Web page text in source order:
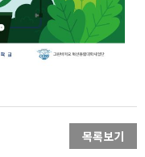
목록보기